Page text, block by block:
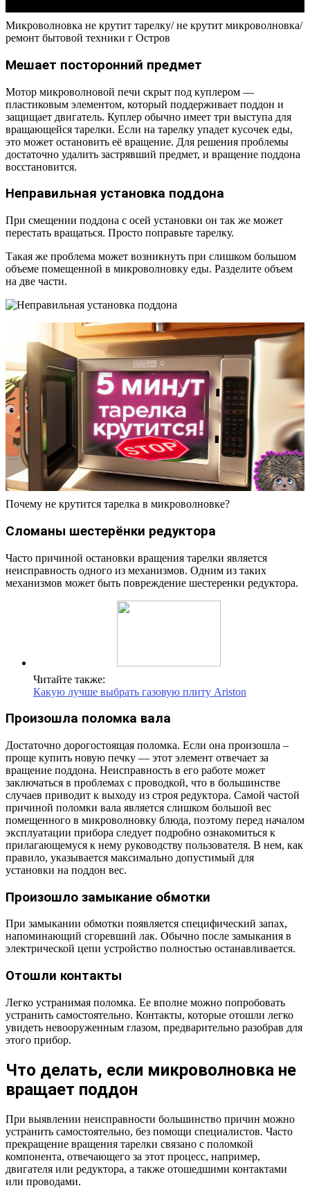
Микроволновка не крутит тарелку/ не крутит микроволновка/
ремонт бытовой техники г Остров
Мешает посторонний предмет
Мотор микроволновой печи скрыт под куплером —
пластиковым элементом, который поддерживает поддон и
защищает двигатель. Куплер обычно имеет три выступа для
вращающейся тарелки. Если на тарелку упадет кусочек еды,
это может остановить её вращение. Для решения проблемы
достаточно удалить застрявший предмет, и вращение поддона
восстановится.
Неправильная установка поддона
При смещении поддона с осей установки он так же может
перестать вращаться. Просто поправьте тарелку.
Такая же проблема может возникнуть при слишком большом
объеме помещенной в микроволновку еды. Разделите объем
на две части.
Почему не крутится тарелка в микроволновке?
Сломаны шестерёнки редуктора
Часто причиной остановки вращения тарелки является
неисправность одного из механизмов. Одним из таких
механизмов может быть повреждение шестеренки редуктора.
Читайте также:
Какую лучше выбрать газовую плиту Ariston
Произошла поломка вала
Достаточно дорогостоящая поломка. Если она произошла –
проще купить новую печку — этот элемент отвечает за
вращение поддона. Неисправность в его работе может
заключаться в проблемах с проводкой, что в большинстве
случаев приводит к выходу из строя редуктора. Самой частой
причиной поломки вала является слишком большой вес
помещенного в микроволновку блюда, поэтому перед началом
эксплуатации прибора следует подробно ознакомиться к
прилагающемуся к нему руководству пользователя. В нем, как
правило, указывается максимально допустимый для
установки на поддон вес.
Произошло замыкание обмотки
При замыкании обмотки появляется специфический запах,
напоминающий сгоревший лак. Обычно после замыкания в
электрической цепи устройство полностью останавливается.
Отошли контакты
Легко устранимая поломка. Ее вполне можно попробовать
устранить самостоятельно. Контакты, которые отошли легко
увидеть невооруженным глазом, предварительно разобрав для
этого прибор.
Что делать, если микроволновка не
вращает поддон
При выявлении неисправности большинство причин можно
устранить самостоятельно, без помощи специалистов. Часто
прекращение вращения тарелки связано с поломкой
компонента, отвечающего за этот процесс, например,
двигателя или редуктора, а также отошедшими контактами
или проводами.